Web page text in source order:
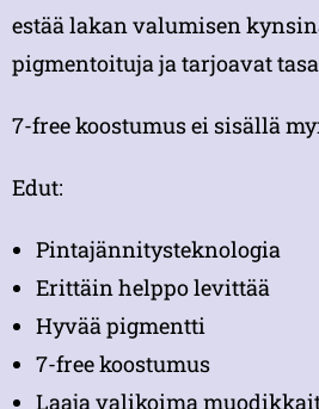
estää lakan valumisen
pigmentoituja ja tarjoavat
7-free koostumus ei sisällä
Edut:
Pintajännitysteknologia
Erittäin helppo levittää
Hyvää pigmentti
7-free koostumus
Laaja valikoima